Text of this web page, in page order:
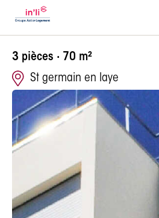
3 pièces · 70 m²
St germain en laye